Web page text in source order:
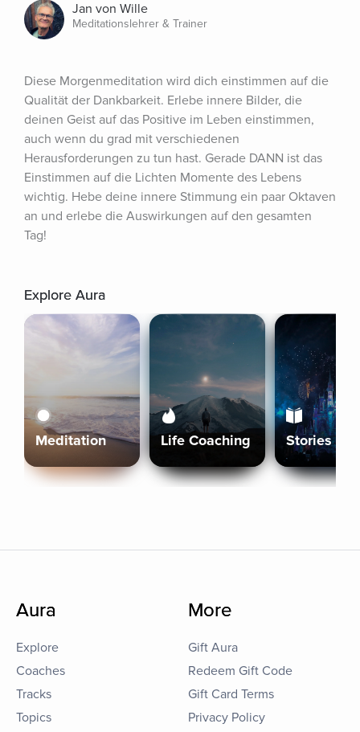
Jan von Wille
Meditationslehrer & Trainer
Diese Morgenmeditation wird dich einstimmen auf die
Qualität der Dankbarkeit. Erlebe innere Bilder, die
deinen Geist auf das Positive im Leben einstimmen,
auch wenn du grad mit verschiedenen
Herausforderungen zu tun hast. Gerade DANN ist das
Einstimmen auf die Lichten Momente des Lebens
wichtig. Hebe deine innere Stimmung ein paar Oktaven
an und erlebe die Auswirkungen auf den gesamten
Tag!
Explore Aura
Meditation Life Coaching Stories
Aura
Explore
Coaches
Tracks
Topics
More
Gift Aura
Redeem Gift Code
Gift Card Terms
Privacy Policy